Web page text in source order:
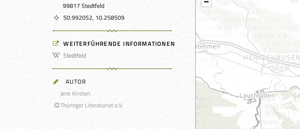
99817 Stedtfeld
50.992052, 10.258509
WEITERFÜHRENDE INFORMATIONEN
Stedtfeld
AUTOR
Jens Kirsten
Thüringer Literaturrat e.V.